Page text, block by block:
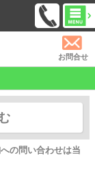
お問合せ
の問い合わせは当